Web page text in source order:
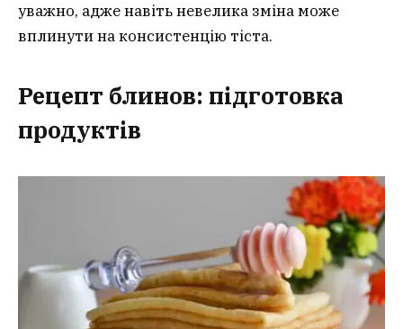
уважно, адже навіть невелика зміна може
вплинути на консистенцію тіста.
Рецепт блинов: підготовка
продуктів